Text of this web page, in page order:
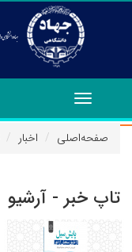
Toggle
navigation
صفحه‌اصلی
اخبار
تاپ خبر - آرشیو